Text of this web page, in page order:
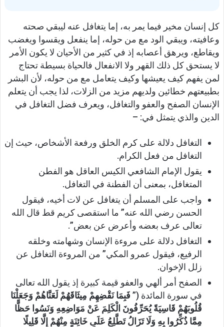
كل إنسان مخير فيما يمر به، إما يتغافل عنه ليبقي صحته
وعافيته، ويبقي الود مع من حوله، إما ينفعل ويقسوا ويغضب
ويقاطع، ويرهق أعصابه إذ في كثير من الأحيان لا يكون الأمر
لا يستحق كل ذلك القهر ولا الانفعال فالحياة بسيطة تحتاج
لمن يفهم كيف يعيشها وكيف يتعامل مع من حوله، لأن البشر
بطبيعتهم خطائين ولديهم مزيد من الزلات، لذا يجب أن يتعلم
الإنسان الصفح والعفو والتغافل، ويعرف فضل التغافل في
الدين والذي يتمثل في: –
التغافل دلالة على كرم الخلق ورفعة الأشخاص، حيث إن
التغافل من فعل الكرام.
يقول الإمام الشافعي الكيس العاقل هو الفطن
المتغافل، بمعنى أن الفطنة في التغافل.
واجب على المسلم أن يتغافل عن لات أخيه، فيقول
الحسن رضي الله عنه” ما استقصى كريم قط قال الله
تعالى عرف بعضه وأعرض عن بعض”.
التغافل دلالة على مروءة الإنسان وشهامته وخلقه
الرفيع، فيقول عمرو المكي” من المروءة التغافل عن
زلل الإخوان.
الصفح أمر ألهي والعفو قيمة كبيرة إذ يقول الله تعالى
في سورة المائدة (” فَبِمَا نَقْضِهِمْ مِيثَاقَهُمْ لَعَنَّاهُمْ وَجَعَلْنَا
قُلُوبَهُمْ قَاسِيَةً يُحَرِّفُونَ الْكَلِمَ عَنْ مَوَاضِعِهِ وَنَسُوا حَظًّا
مِمَّا ذُكِّرُوا بِهِ وَلَا تَزَالُ تَطَّلِعُ عَلَى خَائِنَةٍ مِنْهُمْ إِلَّا قَلِيلًا